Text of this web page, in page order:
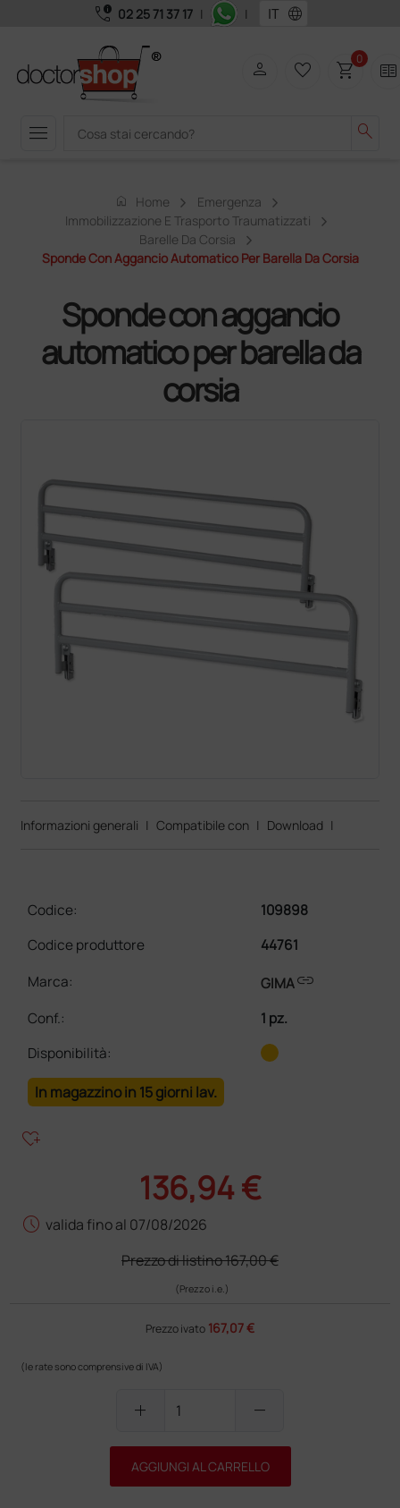
call_quality 02 25 71 37 17 | | language
menu search
person favorite_border shopping_cart0 two_pager
home Home
Emergenza
Immobilizzazione E Trasporto Traumatizzati
Barelle Da Corsia
Sponde Con Aggancio Automatico Per Barella Da Corsia
Sponde con aggancio
automatico per barella da
corsia
Informazioni generali | Compatibile con | Download |
Codice:
109898
Codice produttore
44761
Marca:
GIMAlink
Conf.:
1 pz.
Disponibilità:
In magazzino in 15 giorni lav.
heart_plus
136,94 €
schedule valida fino al 07/08/2026
Prezzo di listino167,00 €
(Prezzo i.e.)
Prezzo ivato 167,07 €
(le rate sono comprensive di IVA)
add remove
AGGIUNGI AL CARRELLO